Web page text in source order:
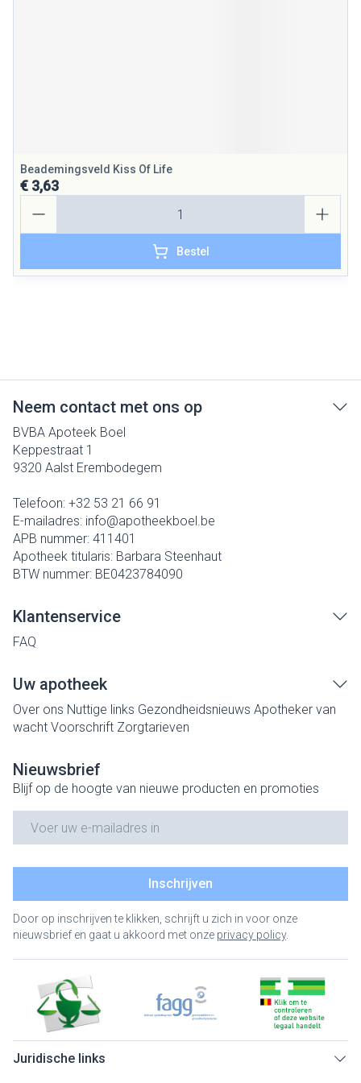
Beademingsveld Kiss Of Life
€ 3,63
Bestel
Neem contact met ons op
BVBA Apoteek Boel
Keppestraat 1
9320 Aalst Erembodegem
Telefoon: +32 53 21 66 91
E-mailadres: info@apotheekboel.be
APB nummer: 411401
Apotheek titularis: Barbara Steenhaut
BTW nummer: BE0423784090
Klantenservice
FAQ
Uw apotheek
Over ons Nuttige links Gezondheidsnieuws Apotheker van
wacht Voorschrift Zorgtarieven
Nieuwsbrief
Blijf op de hoogte van nieuwe producten en promoties
Inschrijven
Door op inschrijven te klikken, schrijft u zich in voor onze
nieuwsbrief en gaat u akkoord met onze privacy policy.
Juridische links